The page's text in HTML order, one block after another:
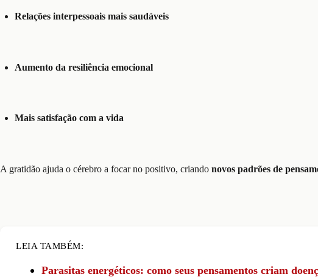
Relações interpessoais mais saudáveis
Aumento da resiliência emocional
Mais satisfação com a vida
A gratidão ajuda o cérebro a focar no positivo, criando novos padrões de
LEIA TAMBÉM:
Parasitas energéticos: como seus pensamentos criam